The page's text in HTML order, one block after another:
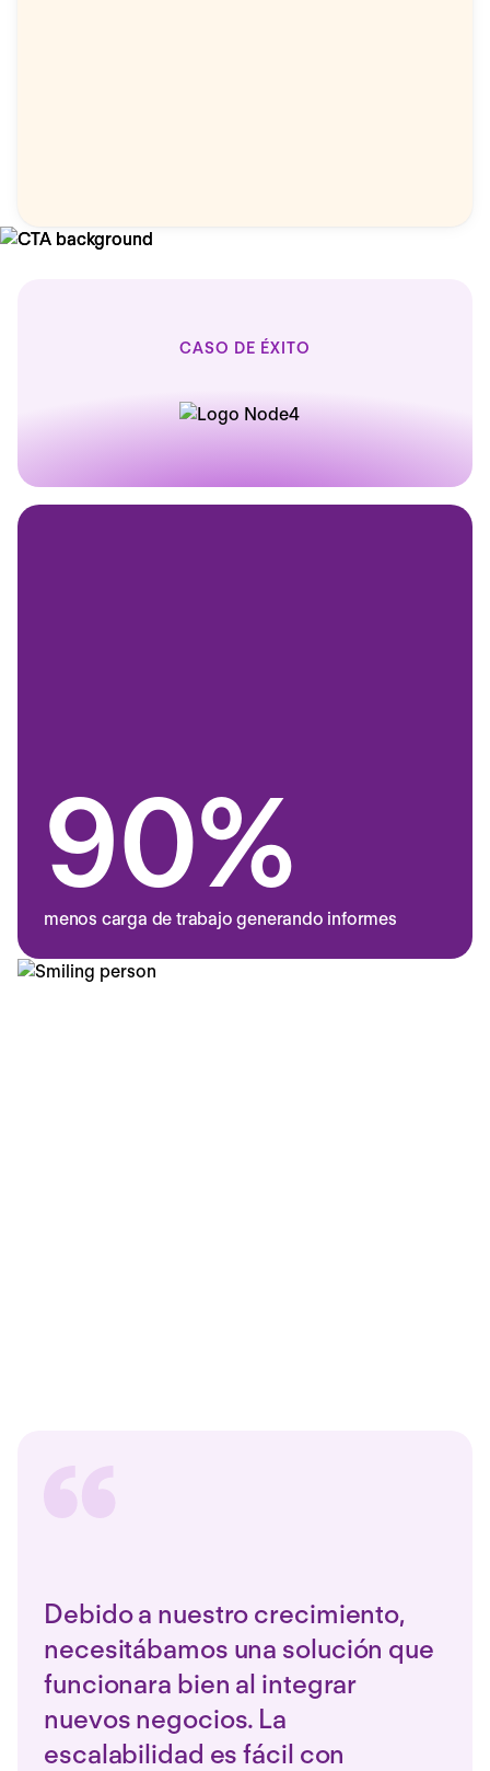
CASO DE ÉXITO
90%
menos carga de trabajo generando informes
Debido a nuestro crecimiento,
necesitábamos una solución que
funcionara bien al integrar
nuevos negocios. La
escalabilidad es fácil con